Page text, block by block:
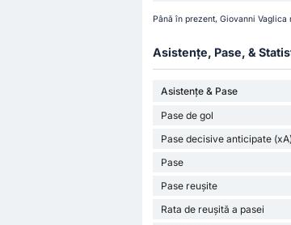
Până în prezent, Giovanni
Asistențe, Pase, &
Asistențe & Pase
Pase de gol
Pase decisive anticipate (xA)
Pase
Pase reușite
Rata de reușită a pasei